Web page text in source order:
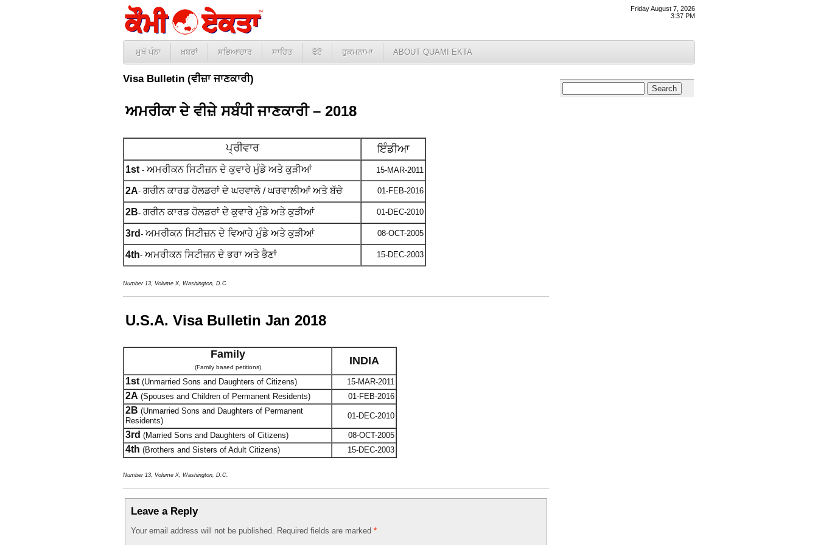
Friday August 7, 2026
3:37 PM
ਮੁਖੱ ਪੰਨਾ ਖ਼ਬਰਾਂ ਸਭਿਆਚਾਰ ਸਾਹਿਤ ਫੋਟੋ ਹੁਕਮਨਾਮਾ ABOUT QUAMI EKTA
Visa Bulletin (ਵੀਜ਼ਾ ਜਾਣਕਾਰੀ)
ਅਮਰੀਕਾ ਦੇ ਵੀਜ਼ੇ ਸਬੰਧੀ ਜਾਣਕਾਰੀ – 2018
ਪ੍ਰੀਵਾਰ ਇੰਡੀਆ
1st - ਅਮਰੀਕਨ ਸਿਟੀਜ਼ਨ ਦੇ ਕੁਵਾਰੇ ਮੁੰਡੇ ਅਤੇ ਕੁੜੀਆਂ 15-MAR-2011
2A- ਗਰੀਨ ਕਾਰਡ ਹੋਲਡਰਾਂ ਦੇ ਘਰਵਾਲੇ / ਘਰਵਾਲੀਆਂ ਅਤੇ ਬੱਚੇ 01-FEB-2016
2B- ਗਰੀਨ ਕਾਰਡ ਹੋਲਡਰਾਂ ਦੇਕੁਵਾਰੇ ਮੁੰਡੇ ਅਤੇ ਕੁੜੀਆਂ 01-DEC-2010
3rd - ਅਮਰੀਕਨ ਸਿਟੀਜ਼ਨ ਦੇ ਵਿਆਹੇ ਮੁੰਡੇ ਅਤੇ ਕੁੜੀਆਂ 08-OCT-2005
4th- ਅਮਰੀਕਨ ਸਿਟੀਜ਼ਨ ਦੇ ਭਰਾ ਅਤੇ ਭੈਣਾਂ 15-DEC-2003
Number 13, Volume X, Washington, D.C.
U.S.A. Visa Bulletin Jan 2018
Family
(Family based petitions)
INDIA
1st (Unmarried Sons and Daughters of Citizens) 15-MAR-2011
2A (Spouses and Children of Permanent Residents) 01-FEB-2016
2B (Unmarried Sons and Daughters of Permanent
Residents)
01-DEC-2010
3rd (Married Sons and Daughters of Citizens) 08-OCT-2005
4th (Brothers and Sisters of Adult Citizens) 15-DEC-2003
Number 13, Volume X, Washington, D.C.
Leave a Reply
Your email address will not be published. Required fields are marked *